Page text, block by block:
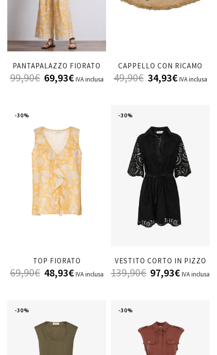
PANTAPALAZZO FIORATO
99,90€ 69,93€ IVA inclusa
CAPPELLO CON RICAMO
49,90€ 34,93€ IVA inclusa
-30%
TOP FIORATO
69,90€ 48,93€ IVA inclusa
-30%
VESTITO CORTO IN PIZZO
139,90€ 97,93€IVA inclusa
-30% -30%